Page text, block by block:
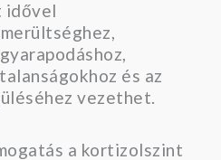
idővel
és az
vezethet.